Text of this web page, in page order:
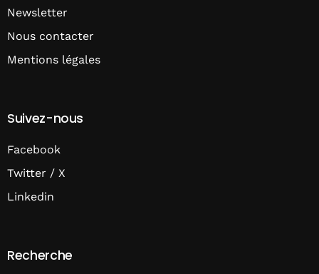
Newsletter
Nous contacter
Mentions légales
Suivez-nous
Facebook
Twitter / X
Linkedin
Recherche